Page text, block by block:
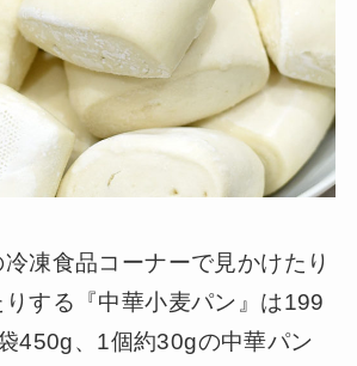
凍食品コーナーで見かけたり
りする『中華小麦パン』は199
450g、1個約30gの中華パン